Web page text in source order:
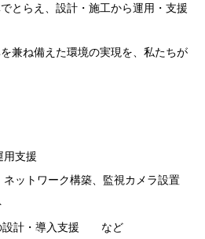
とらえ、設計・施工から運用・支援
兼ね備えた環境の実現を、私たちが
用支援
ットワーク構築、監視カメラ設置
設計・導入支援 など